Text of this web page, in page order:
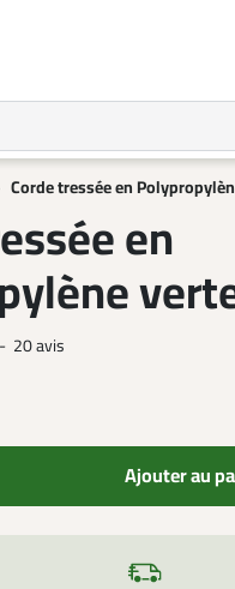
Corde tressée en
en
- 20avis
Ajouter au